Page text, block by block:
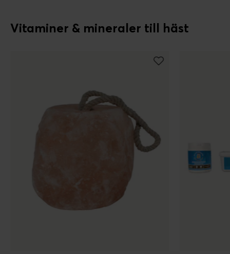
Vitaminer & mineraler till häst